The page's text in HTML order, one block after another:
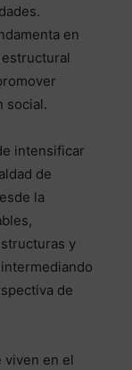
en
social.
intensificar
de
la
y
de
viven en el